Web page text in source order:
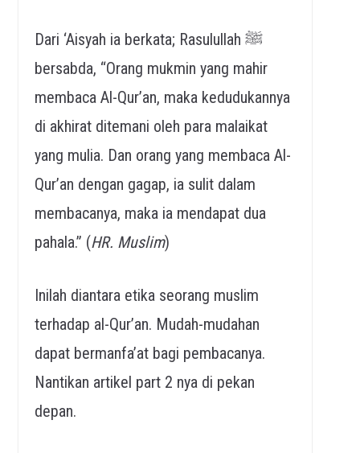
Dari ‘Aisyah ia berkata; Rasulullah ﷺ
bersabda, “Orang mukmin yang mahir
membaca Al-Qur’an, maka kedudukannya
di akhirat ditemani oleh para malaikat
yang mulia. Dan orang yang membaca Al-
Qur’an dengan gagap, ia sulit dalam
membacanya, maka ia mendapat dua
pahala.” (HR. Muslim)
Inilah diantara etika seorang muslim
terhadap al-Qur’an. Mudah-mudahan
dapat bermanfa’at bagi pembacanya.
Nantikan artikel part 2 nya di pekan
depan.